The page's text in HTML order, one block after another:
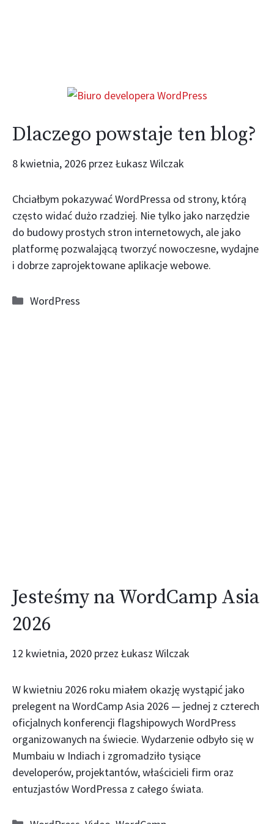
Dlaczego powstaje ten blog?
8 kwietnia, 2026 przez Łukasz Wilczak
Chciałbym pokazywać WordPressa od strony, którą
często widać dużo rzadziej. Nie tylko jako narzędzie
do budowy prostych stron internetowych, ale jako
platformę pozwalającą tworzyć nowoczesne, wydajne
i dobrze zaprojektowane aplikacje webowe.
Kategorie
WordPress
Jesteśmy na WordCamp Asia
2026
12 kwietnia, 2020 przez Łukasz Wilczak
W kwietniu 2026 roku miałem okazję wystąpić jako
prelegent na WordCamp Asia 2026 — jednej z czterech
oficjalnych konferencji flagshipowych WordPress
organizowanych na świecie. Wydarzenie odbyło się w
Mumbaiu w Indiach i zgromadziło tysiące
developerów, projektantów, właścicieli firm oraz
entuzjastów WordPressa z całego świata.